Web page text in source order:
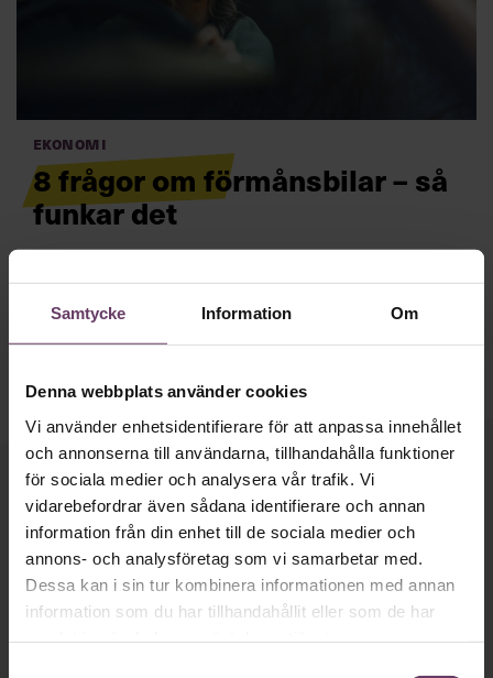
Samtycke Information Om
Denna webbplats använder cookies
Vi använder enhetsidentifierare för att anpassa innehållet
och annonserna till användarna, tillhandahålla funktioner
för sociala medier och analysera vår trafik. Vi
vidarebefordrar även sådana identifierare och annan
information från din enhet till de sociala medier och
annons- och analysföretag som vi samarbetar med.
Dessa kan i sin tur kombinera informationen med annan
information som du har tillhandahållit eller som de har
personuppgiftsbehandling
Ekonomi
8 frågor om förmånsbilar – så
funkar det
förmånsbilen min pension? Här rätar experterna ut
frågetecknen.
Läs mer
Håll dig uppdaterad med våra
nyhetsbrev!
Våra populära nyhetsbrev samlar varje
vecka det bästa från Chef och
Chefakademin. Ledarskapsnytta och